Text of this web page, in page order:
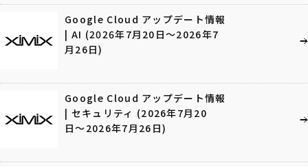
Google Cloud アップデート情報
| AI (2026年7月20日〜2026年7
月26日)
Google Cloud アップデート情報
| セキュリティ (2026年7月20
日〜2026年7月26日)